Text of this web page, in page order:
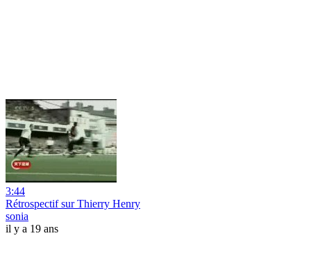
3:44
Rétrospectif sur Thierry Henry
sonia
il y a 19 ans